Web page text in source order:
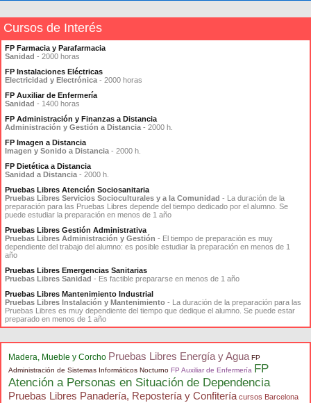
Cursos de Interés
FP Farmacia y Parafarmacia
Sanidad - 2000 horas
FP Instalaciones Eléctricas
Electricidad y Electrónica - 2000 horas
FP Auxiliar de Enfermería
Sanidad - 1400 horas
FP Administración y Finanzas a Distancia
Administración y Gestión a Distancia - 2000 h.
FP Imagen a Distancia
Imagen y Sonido a Distancia - 2000 h.
FP Dietética a Distancia
Sanidad a Distancia - 2000 h.
Pruebas Libres Atención Sociosanitaria
Pruebas Libres Servicios Socioculturales y a la Comunidad - La duración de la
preparación para las Pruebas Libres depende del tiempo dedicado por el alumno. Se
puede estudiar la preparación en menos de 1 año
Pruebas Libres Gestión Administrativa
Pruebas Libres Administración y Gestión - El tiempo de preparación es muy
dependiente del trabajo del alumno: es posible estudiar la preparación en menos de 1
año
Pruebas Libres Emergencias Sanitarias
Pruebas Libres Sanidad - Es factible prepararse en menos de 1 año
Pruebas Libres Mantenimiento Industrial
Pruebas Libres Instalación y Mantenimiento - La duración de la preparación para las
Pruebas Libres es muy dependiente del tiempo que dedique el alumno. Se puede estar
preparado en menos de 1 año
Madera, Mueble y Corcho Pruebas Libres Energía y Agua FP
Administración de Sistemas Informáticos Nocturno FP Auxiliar de Enfermería FP
Atención a Personas en Situación de Dependencia
Pruebas Libres Panadería, Repostería y Confitería cursos Barcelona